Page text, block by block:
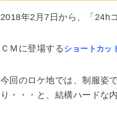
2018年2月7日から、「24h
ＣＭに登場するショートカッ
今回のロケ地では、制服姿
り・・・と、結構ハードな